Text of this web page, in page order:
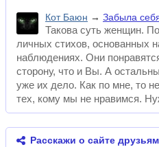
Кот Баюн → Забыла
Такова суть женщин.
личных стихов, основанных
наблюдениях. Они
сторону, что и Вы. А
уже их дело. Как по мне, то
тех, кому мы не нравимся.
Расскажи о сайте